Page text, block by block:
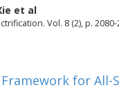
et al
Vol. 8 (2), p. 2080-
for